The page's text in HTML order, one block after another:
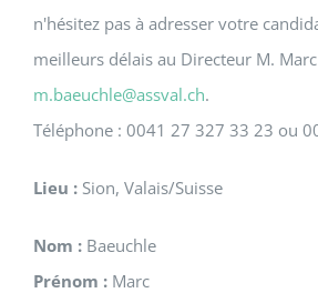
n'hésitez pas à adresser votre
meilleurs délais au Directeur M.
m.baeuchle@assval.ch.
Téléphone : 0041 27 327 33 23 ou
Lieu : Sion, Valais/Suisse
Nom : Baeuchle
Prénom : Marc